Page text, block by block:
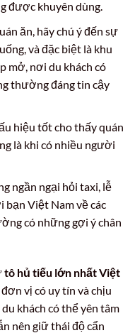
được khuyên dùng.
ăn, hãy chú ý đến sự
và đặc biệt là khu
mở, nơi du khách có
thường đáng tin cậy
hiệu tốt cho thấy quán
là khi có nhiều người
ngần ngại hỏi taxi, lễ
bạn Việt Nam về các
có những gợi ý chân
tô hủ tiếu lớn nhất Việt
vị có uy tín và chịu
khách có thể yên tâm
nên giữ thái độ cẩn